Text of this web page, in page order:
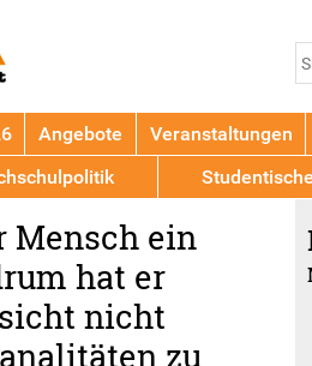
Mensch ein
hat er
nicht
zu
Angebote
Veranstaltungen